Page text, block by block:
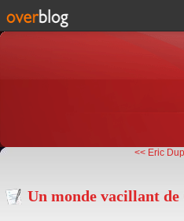
<< Eric
Un monde vacillant